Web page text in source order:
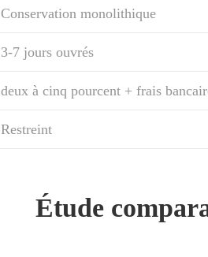
Conservation monolithique
3-7 jours ouvrés
deux à cinq pourcent + frais
Restreint
Étude